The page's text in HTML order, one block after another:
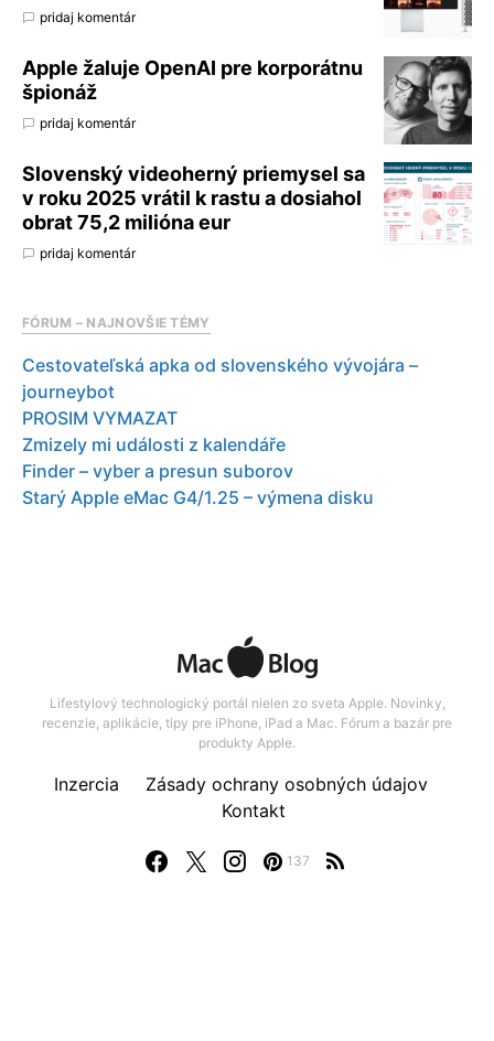
pridaj komentár
Apple žaluje OpenAI pre korporátnu
špionáž
pridaj komentár
Slovenský videoherný priemysel sa
v roku 2025 vrátil k rastu a dosiahol
obrat 75,2 milióna eur
pridaj komentár
FÓRUM – NAJNOVŠIE TÉMY
Cestovateľská apka od slovenského vývojára –
journeybot
PROSIM VYMAZAT
Zmizely mi události z kalendáře
Finder – vyber a presun suborov
Starý Apple eMac G4/1.25 – výmena disku
Lifestylový technologický portál nielen zo sveta Apple. Novinky,
recenzie, aplikácie, tipy pre iPhone, iPad a Mac. Fórum a bazár pre
produkty Apple.
137
Inzercia
Zásady ochrany osobných údajov
Kontakt